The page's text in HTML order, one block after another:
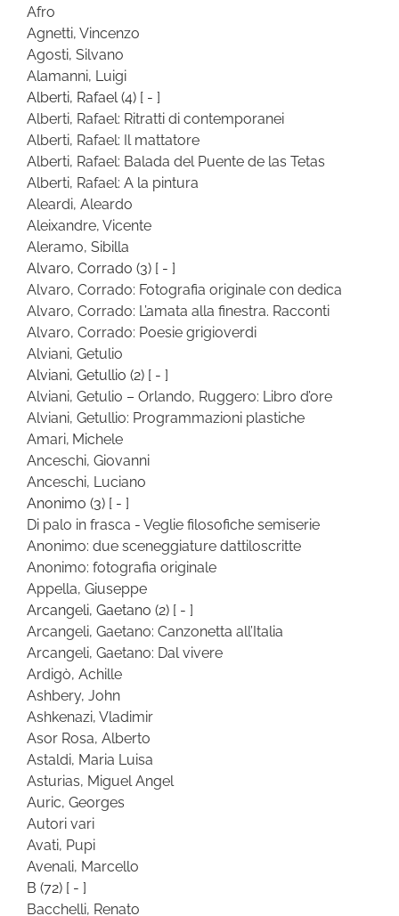
Afro
Agnetti, Vincenzo
Agosti, Silvano
Alamanni, Luigi
Alberti, Rafael(4) [ - ]
Alberti, Rafael: Ritratti di contemporanei
Alberti, Rafael: Il mattatore
Alberti, Rafael: Balada del Puente de las Tetas
Alberti, Rafael: A la pintura
Aleardi, Aleardo
Aleixandre, Vicente
Aleramo, Sibilla
Alvaro, Corrado (3) [ - ]
Alvaro, Corrado: Fotografia originale con dedica
Alvaro, Corrado: L’amata alla finestra. Racconti
Alvaro, Corrado: Poesie grigioverdi
Alviani, Getulio
Alviani, Getullio (2) [ - ]
Alviani, Getulio – Orlando, Ruggero: Libro d’ore
Alviani, Getullio: Programmazioni plastiche
Amari, Michele
Anceschi, Giovanni
Anceschi, Luciano
Anonimo (3) [ - ]
Di palo in frasca - Veglie filosofiche semiserie
Anonimo: due sceneggiature dattiloscritte
Anonimo: fotografia originale
Appella, Giuseppe
Arcangeli, Gaetano (2) [ - ]
Arcangeli, Gaetano: Canzonetta all’Italia
Arcangeli, Gaetano: Dal vivere
Ardigò, Achille
Ashbery, John
Ashkenazi, Vladimir
Asor Rosa, Alberto
Astaldi, Maria Luisa
Asturias, Miguel Angel
Auric, Georges
Autori vari
Avati, Pupi
Avenali, Marcello
B (72) [ - ]
Bacchelli, Renato